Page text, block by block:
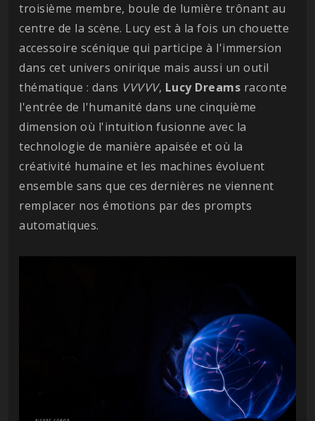
troisième membre, boule de lumière trônant au
centre de la scène. Lucy est à la fois un chouette
accessoire scénique qui participe à l'immersion
dans cet univers onirique mais aussi un outil
thématique : dans VVVVV, Lucy Dreams raconte
l'entrée de l'humanité dans une cinquième
dimension où l'intuition fusionne avec la
technologie de manière apaisée et où la
créativité humaine et les machines évoluent
ensemble sans que ces dernières ne viennent
remplacer nos émotions par des prompts
automatiques.